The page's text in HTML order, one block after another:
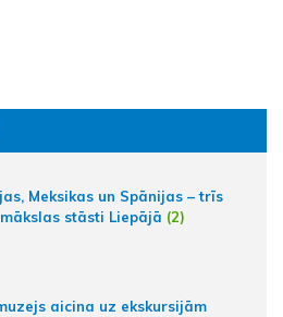
Meksikas un Spānijas – trīs
stāsti Liepājā (2)
aicina uz ekskursijām